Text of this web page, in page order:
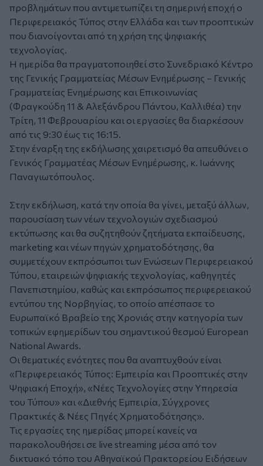
προβλημάτων που αντιμετωπίζει τη σημερινή εποχή ο
Περιφερειακός Τύπος στην Ελλάδα και των προοπτικών
που διανοίγονται από τη χρήση της ψηφιακής
τεχνολογίας.
Η ημερίδα θα πραγματοποιηθεί στο Συνεδριακό Κέντρο
της Γενικής Γραμματείας Μέσων Ενημέρωσης – Γενικής
Γραμματείας Ενημέρωσης και Επικοινωνίας
(Φραγκούδη 11 & Αλεξάνδρου Πάντου, Καλλιθέα) την
Τρίτη, 11 Φεβρουαρίου και οι εργασίες θα διαρκέσουν
από τις 9:30 έως τις 16:15.
Στην έναρξη της εκδήλωσης χαιρετισμό θα απευθύνει ο
Γενικός Γραμματέας Μέσων Ενημέρωσης, κ. Ιωάννης
Παναγιωτόπουλος.
Στην εκδήλωση, κατά την οποία θα γίνει, μεταξύ άλλων,
παρουσίαση των νέων τεχνολογιών σχεδιασμού
εκτύπωσης και θα συζητηθούν ζητήματα εκπαίδευσης,
marketing και νέων πηγών χρηματοδότησης, θα
συμμετέχουν εκπρόσωποι των Ενώσεων Περιφερειακού
Τύπου, εταιρειών ψηφιακής τεχνολογίας, καθηγητές
Πανεπιστημίου, καθώς και εκπρόσωπος περιφερειακού
εντύπου της Νορβηγίας, το οποίο απέσπασε το
Ευρωπαϊκό Βραβείο της Χρονιάς στην κατηγορία των
τοπικών εφημερίδων του σημαντικού θεσμού European
National Awards.
Οι θεματικές ενότητες που θα αναπτυχθούν είναι
«Περιφερειακός Τύπος: Εμπειρία και Προοπτικές στην
Ψηφιακή Εποχή», «Νέες Τεχνολογίες στην Υπηρεσία
του Τύπου» και «Διεθνής Εμπειρία, Σύγχρονες
Πρακτικές & Νέες Πηγές Χρηματοδότησης».
Τις εργασίες της ημερίδας μπορεί κανείς να
παρακολουθήσει σε live streaming μέσα από τον
δικτυακό τόπο του Αθηναϊκού Πρακτορείου Ειδήσεων